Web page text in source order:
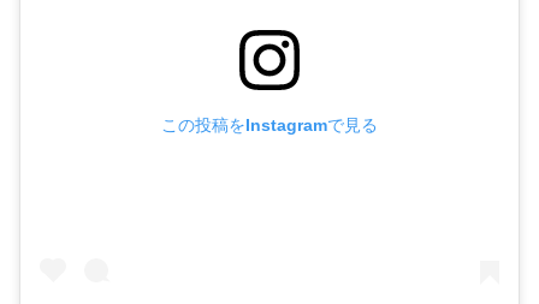
この投稿をInstagramで見る